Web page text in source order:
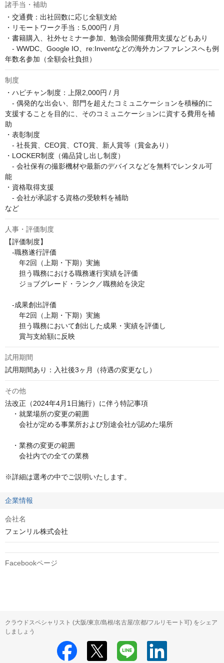
諸手当・補助
・交通費：出社回数に応じ全額支給
・リモートワーク手当：5,000円 / 月
・書籍購入、社外セミナー参加、勉強会開催費用支援などもあり
- WWDC、Google IO、re:Inventなどの海外カンファレンスへも例
年数名参加（全額会社負担）
制度
・ハピチャン制度：上限2,000円 / 月
- 偶発的な出会い、部門を超えたコミュニケーションを積極的に
支援することを目的に、そのコミュニケーションに資する費用を補
助
・表彰制度
- 社長賞、CEO賞、CTO賞、新人賞等（賞金あり）
・LOCKER制度（備品貸し出し制度）
- 会社保有の撮影機材や最新のデバイスなどを無料でレンタル可
能
・資格取得支援
- 会社が承認する資格の受験料を補助
など
人事・評価制度
【評価制度】
-職務遂行評価
年2回（上期・下期）実施
担う職務における職務遂行実績を評価
ジョブグレード・ランク／職務給を決定
-成果創出評価
年2回（上期・下期）実施
担う職務において創出した成果・実績を評価し
賞与支給額に反映
試用期間
試用期間あり：入社後3ヶ月（待遇の変更なし）
その他
法改正（2024年4月1日施行）に伴う特記事項
・就業場所の変更の範囲
会社が定める事業所および別途会社が認めた場所
・業務の変更の範囲
会社内での全ての業務
※詳細は選考の中でご説明いたします。
企業情報
会社名
フェンリル株式会社
Facebookページ
クラウドスペシャリスト (大阪/東京/島根/名古屋/京都/フルリモート可) をシェア
しましょう